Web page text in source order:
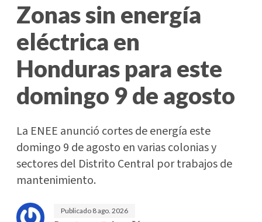
Zonas sin energía
eléctrica en
Honduras para este
domingo 9 de agosto
La ENEE anunció cortes de energía este
domingo 9 de agosto en varias colonias y
sectores del Distrito Central por trabajos de
mantenimiento.
Publicado 8 ago. 2026